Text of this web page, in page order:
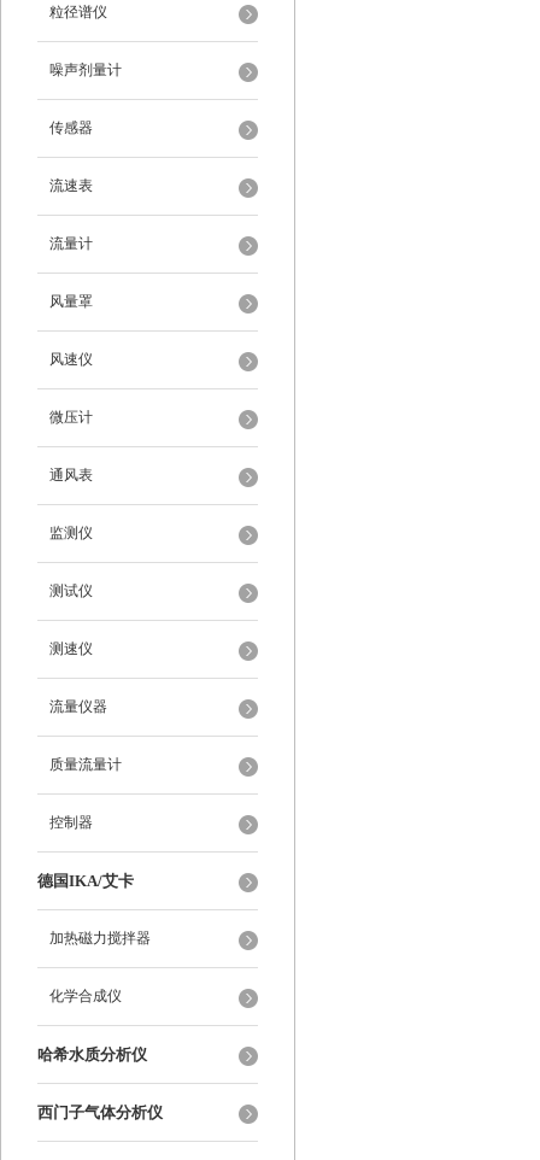
粒径谱仪
噪声剂量计
传感器
流速表
流量计
风量罩
风速仪
微压计
通风表
监测仪
测试仪
测速仪
流量仪器
质量流量计
控制器
德国IKA/艾卡
加热磁力搅拌器
化学合成仪
哈希水质分析仪
西门子气体分析仪